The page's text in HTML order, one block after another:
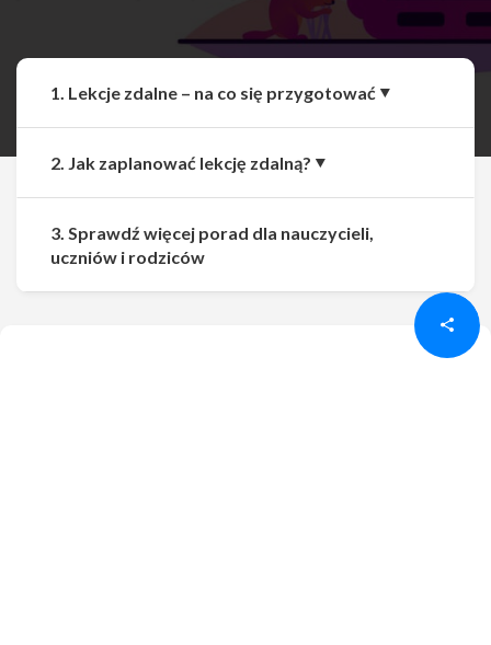
Udostępnij
1. Lekcje zdalne – na co się przygotować
2. Jak zaplanować lekcję zdalną?
3. Sprawdź więcej porad dla nauczycieli,
uczniów i rodziców